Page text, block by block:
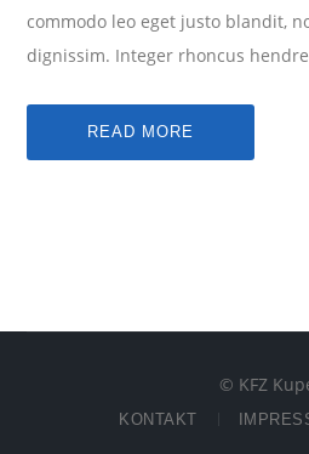
commodo leo eget justo blandit,
dignissim. Integer rhoncus
READ MORE
© KFZ
KONTAKT